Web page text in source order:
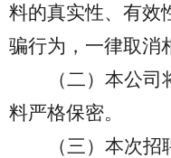
料的真实性、有效
骗行为，一律取消
（二）本公
料严格保密。
（三）本次